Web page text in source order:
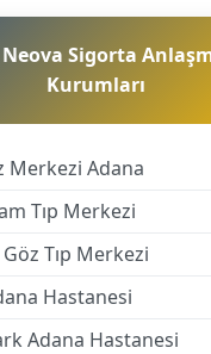
Neova Sigorta
Kurumları
Merkezi Adana
Tıp Merkezi
Tıp Merkezi
Hastanesi
Adana Hastanesi